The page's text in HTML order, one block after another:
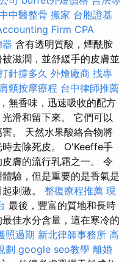
中醫整骨 搬家 台胞證基
Firm CPA
含有透明質酸，煙酰胺
滋潤，並舒緩手的皮膚並
針撐多久 外燴廠商 找專
頸按摩療程 台中律師推薦
無香味，迅速吸收的配方
滑和留下來。 它們可以
。 天然水果酸絡合物將
去除死皮。 O'Keeffe手
膚的流行乳霜之一。 令
驗，但是重要的是香氣是
刺激。 整復療程推薦 現
最後，豐富的質地和長時
佳水分含量，這在寒冷的
照過期 新北律師事務所 高
劃 google seo教學 離婚